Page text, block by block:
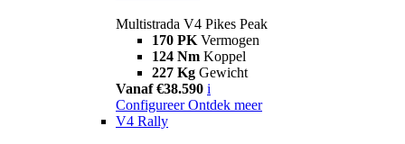
Multistrada V4 Pikes Peak
170 PK Vermogen
124 Nm Koppel
227 Kg Gewicht
Vanaf €38.590 i
Configureer Ontdek meer
V4 Rally